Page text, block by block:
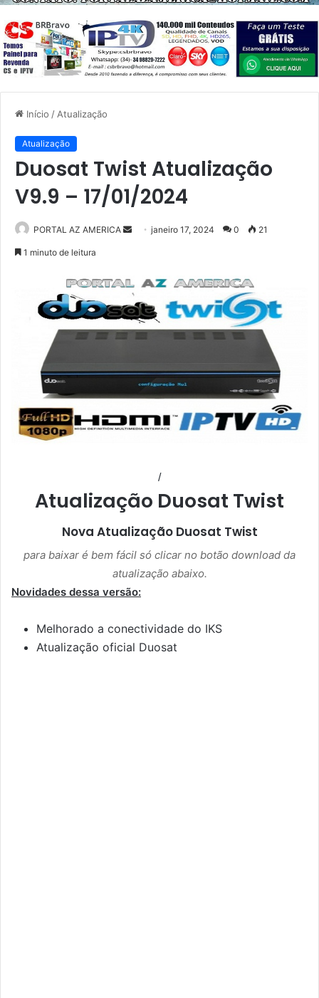
Início / Atualização
Atualização
Duosat Twist Atualização
V9.9 – 17/01/2024
PORTAL AZ AMERICA
e
u
m
m
a
i
janeiro 17, 2024 0 21
1 minuto de leitura
/
Atualização Duosat Twist
Nova Atualização Duosat Twist
para baixar é bem fácil só clicar no botão download da
atualização abaixo.
Novidades dessa versão:
Melhorado a conectividade do IKS
Atualização oficial Duosat